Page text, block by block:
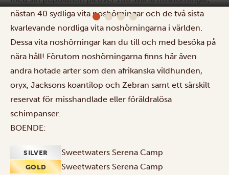
nästan 40 sydliga vita noshörningar och de två sista
kvarlevande nordliga vita noshörningarna i världen.
Dessa vita noshörningar kan du till och med besöka på
nära håll! Förutom noshörningarna finns här även
andra hotade arter som den afrikanska vildhunden,
oryx, Jacksons koantilop och Zebran samt ett särskilt
reservat för misshandlade eller föräldralösa
schimpanser.
BOENDE:
SILVER Sweetwaters Serena Camp
GOLD Sweetwaters Serena Camp